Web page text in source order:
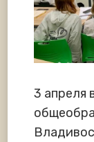
3 апреля